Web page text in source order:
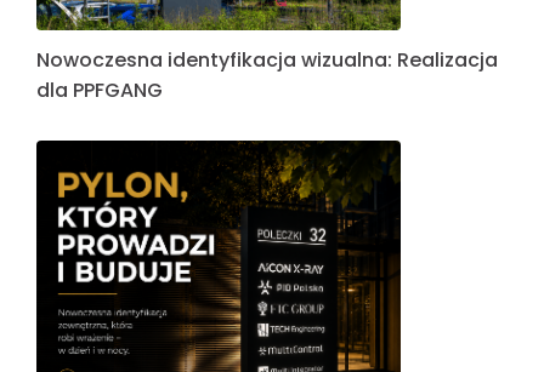
Nowoczesna identyfikacja wizualna: Realizacja
dla PPFGANG